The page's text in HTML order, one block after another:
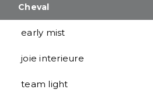
Cheval
early mist
joie interieure
team light